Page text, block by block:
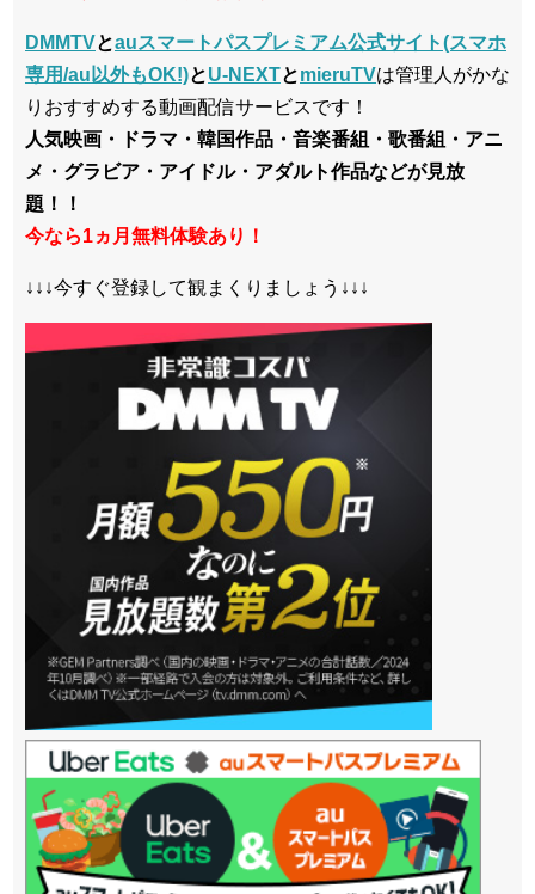
DMMTVとauスマートパスプレミアム公式サイト(スマホ
専用/au以外もOK!)とU-NEXTとmieruTVは管理人がかな
りおすすめする動画配信サービスです！
人気映画・ドラマ・韓国作品・音楽番組・歌番組・アニ
メ・グラビア・アイドル・アダルト作品などが見放
題！！
今なら1ヵ月無料体験あり！
↓↓↓今すぐ登録して観まくりましょう↓↓↓